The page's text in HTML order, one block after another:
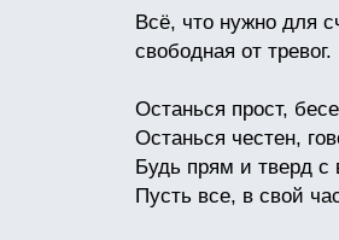
Всё, что нужно для
свободная от
Останься прост,
Останься честен,
Будь прям и тверд с
Пусть все, в свой